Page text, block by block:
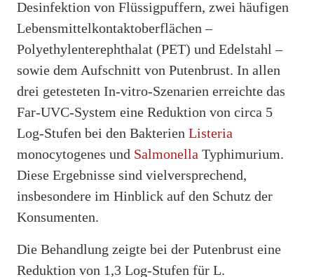
Desinfektion von Flüssigpuffern, zwei häufigen
Lebensmittelkontaktoberflächen –
Polyethylenterephthalat (PET) und Edelstahl –
sowie dem Aufschnitt von Putenbrust. In allen
drei getesteten In-vitro-Szenarien erreichte das
Far-UVC-System eine Reduktion von circa 5
Log-Stufen bei den Bakterien Listeria
monocytogenes und Salmonella Typhimurium.
Diese Ergebnisse sind vielversprechend,
insbesondere im Hinblick auf den Schutz der
Konsumenten.
Die Behandlung zeigte bei der Putenbrust eine
Reduktion von 1,3 Log-Stufen für L.